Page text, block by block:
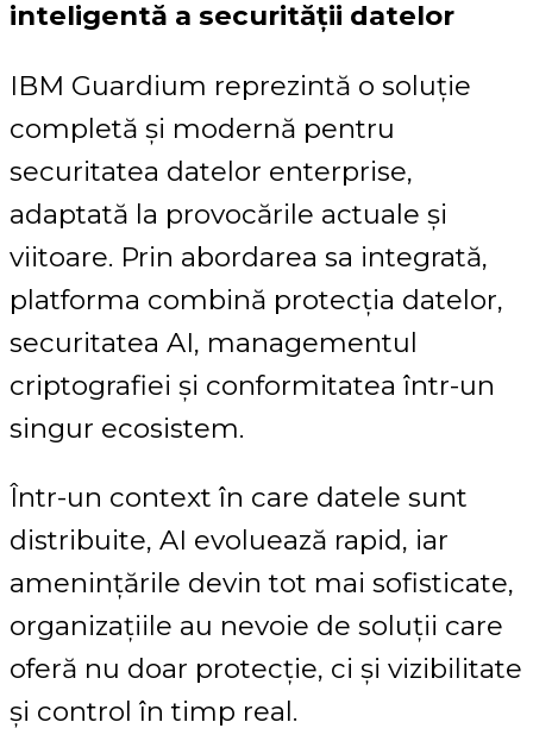
inteligentă a securității datelor
IBM Guardium reprezintă o soluție
completă și modernă pentru
securitatea datelor enterprise,
adaptată la provocările actuale și
viitoare. Prin abordarea sa integrată,
platforma combină protecția datelor,
securitatea AI, managementul
criptografiei și conformitatea într-un
singur ecosistem.
Într-un context în care datele sunt
distribuite, AI evoluează rapid, iar
amenințările devin tot mai sofisticate,
organizațiile au nevoie de soluții care
oferă nu doar protecție, ci și vizibilitate
și control în timp real.